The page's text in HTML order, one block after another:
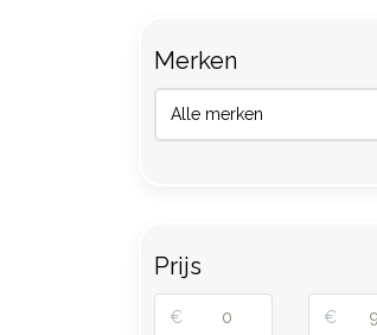
Merken
Prijs
€ €